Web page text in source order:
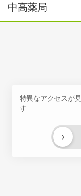
中高薬局
特異なアクセスが
す
›